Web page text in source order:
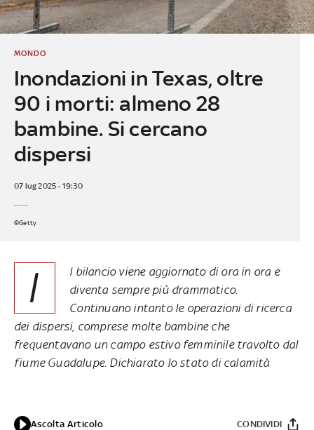
Inondazioni in Texas, oltre
90 i morti: almeno 28
bambine. Si cercano
dispersi
MONDO
07 lug 2025 - 19:30
©Getty
I
l bilancio viene aggiornato di ora in ora e
diventa sempre più drammatico.
Continuano intanto le operazioni di ricerca
dei dispersi, comprese molte bambine che
frequentavano un campo estivo femminile travolto dal
fiume Guadalupe. Dichiarato lo stato di calamità
Ascolta Articolo
CONDIVIDI